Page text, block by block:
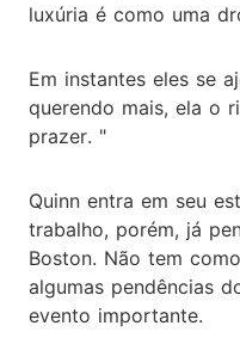
luxúria é como uma
Em instantes eles se
querendo mais, ela o
prazer. "
Quinn entra em seu
trabalho, porém, já
Boston. Não tem
algumas pendências
evento importante.